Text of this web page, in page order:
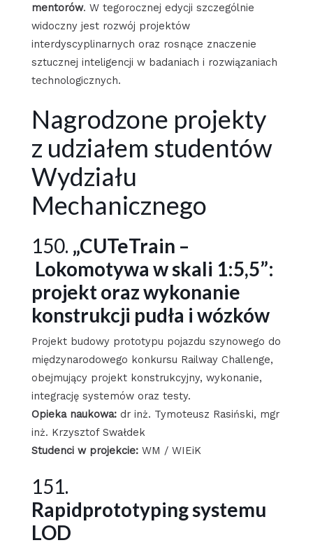
mentorów. W tegorocznej edycji szczególnie
widoczny jest rozwój projektów
interdyscyplinarnych oraz rosnące znaczenie
sztucznej inteligencji w badaniach i rozwiązaniach
technologicznych.
Nagrodzone projekty
z udziałem studentów
Wydziału
Mechanicznego
150. „CUTeTrain –
Lokomotywa w skali 1:5,5”:
projekt oraz wykonanie
konstrukcji pudła i wózków
Projekt budowy prototypu pojazdu szynowego do
międzynarodowego konkursu Railway Challenge,
obejmujący projekt konstrukcyjny, wykonanie,
integrację systemów oraz testy.
Opieka naukowa:dr inż. Tymoteusz Rasiński, mgr
inż. Krzysztof Swałdek
Studenci w projekcie: WM / WIEiK
151.
Rapidprototyping systemu
LOD